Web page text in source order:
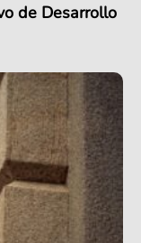
de Desarrollo